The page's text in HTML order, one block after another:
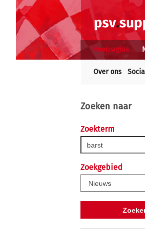
Voorpagina
Over ons
Zoeken naar
Zoekterm
Zoekgebied